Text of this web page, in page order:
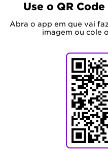
Use o QR
Abra o app em que vai
imagem ou cole